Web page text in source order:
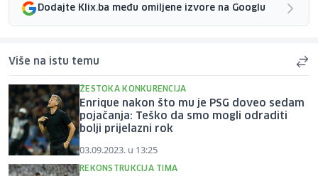
Dodajte Klix.ba među omiljene izvore na Googlu
Više na istu temu
ŽESTOKA KONKURENCIJA
Enrique nakon što mu je PSG doveo sedam
pojačanja: Teško da smo mogli odraditi
bolji prijelazni rok
03.09.2023. u 13:25
REKONSTRUKCIJA TIMA